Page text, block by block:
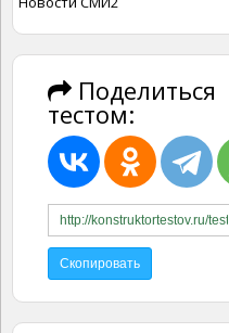
Поделиться
тестом: